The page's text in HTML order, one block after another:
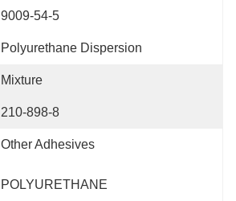
9009-54-5
Polyurethane Dispersion
Mixture
210-898-8
Other Adhesives
POLYURETHANE